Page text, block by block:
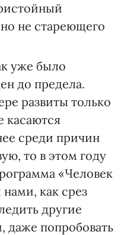
не стареющего
уже было
до предела.
развиты только
касаются
среди причин
то в этом году
«Человек
нами, как срез
другие
даже попробовать